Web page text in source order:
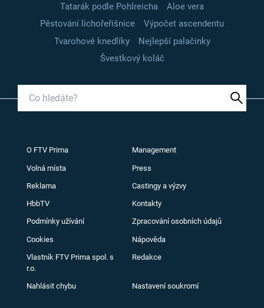
Tatarák podle Pohlreicha
Aloe vera
Pěstování lichořeřišnice
Výpočet ascendentu
Tvarohové knedlíky
Nejlepší palačinky
Švestkový koláč
O FTV Prima Management
Volná místa Press
Reklama Castingy a výzvy
HbbTV Kontakty
Podmínky užívání Zpracování osobních údajů
Cookies Nápověda
Vlastník FTV Prima spol. s
r.o.
Redakce
Nahlásit chybu Nastavení soukromí